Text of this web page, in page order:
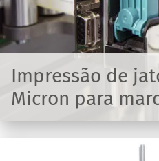
Impressão de
Micron para